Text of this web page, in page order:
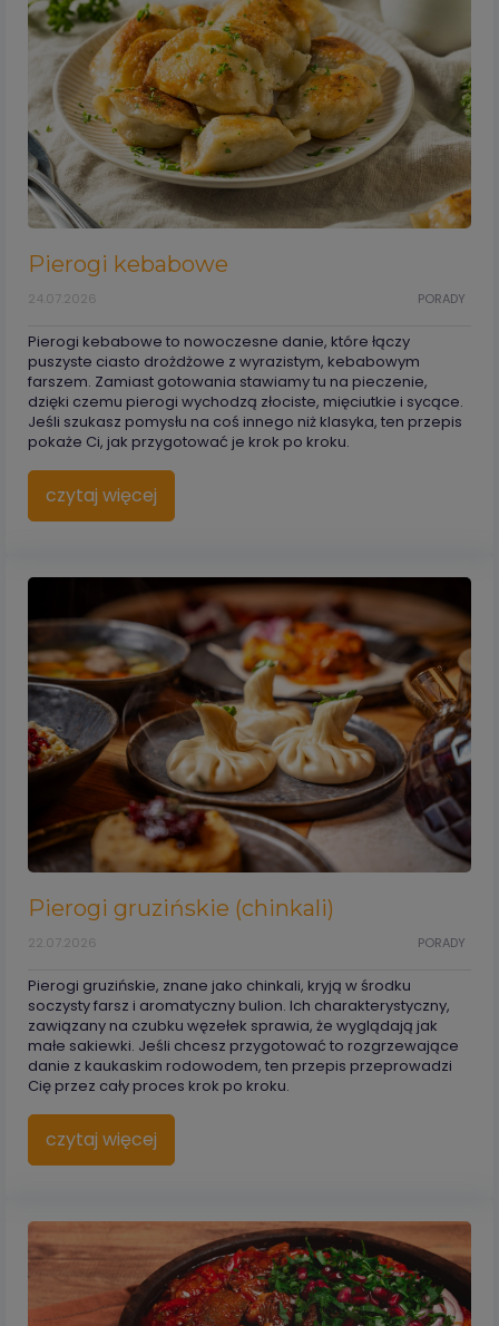
Pierogi kebabowe
PORADY
24.07.2026
Pierogi kebabowe to nowoczesne danie, które łączy
puszyste ciasto drożdżowe z wyrazistym, kebabowym
farszem. Zamiast gotowania stawiamy tu na pieczenie,
dzięki czemu pierogi wychodzą złociste, mięciutkie i sycące.
Jeśli szukasz pomysłu na coś innego niż klasyka, ten przepis
pokaże Ci, jak przygotować je krok po kroku.
czytaj więcej
Pierogi gruzińskie (chinkali)
PORADY
22.07.2026
Pierogi gruzińskie, znane jako chinkali, kryją w środku
soczysty farsz i aromatyczny bulion. Ich charakterystyczny,
zawiązany na czubku węzełek sprawia, że wyglądają jak
małe sakiewki. Jeśli chcesz przygotować to rozgrzewające
danie z kaukaskim rodowodem, ten przepis przeprowadzi
Cię przez cały proces krok po kroku.
czytaj więcej